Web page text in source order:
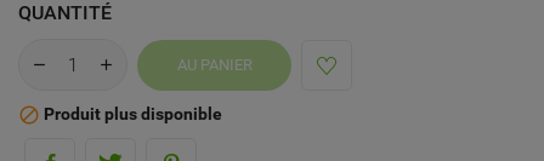
QUANTITÉ
AU PANIER
 Produit plus disponible